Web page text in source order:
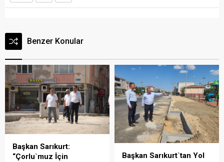
Benzer Konular
Başkan Sarıkurt:
“Çorlu`muz İçin
Başkan Sarıkurt`tan Yol